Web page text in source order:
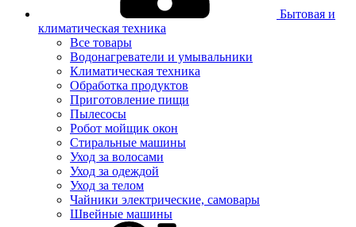
Бытовая и
климатическая техника
Все товары
Водонагреватели и умывальники
Климатическая техника
Обработка продуктов
Приготовление пищи
Пылесосы
Робот мойщик окон
Стиральные машины
Уход за волосами
Уход за одеждой
Уход за телом
Чайники электрические, самовары
Швейные машины